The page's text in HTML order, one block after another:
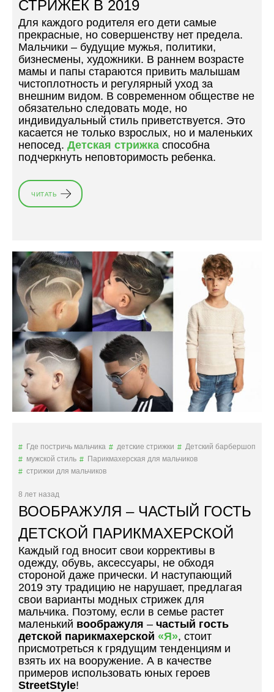
М
А
Л
Ь
Ч
И
К
О
В
В
Е
С
Н
Й
2
0
СТРИЖЕК В 2019
Для каждого родителя его дети самые
прекрасные, но совершенству нет предела.
Мальчики – будущие мужья, политики,
бизнесмены, художники. В раннем возрасте
мамы и папы стараются привить малышам
чистоплотность и регулярный уход за
внешним видом. В современном обществе не
обязательно следовать моде, но
индивидуальный стиль приветствуется. Это
касается не только взрослых, но и маленьких
непосед. Детская стрижка способна
подчеркнуть неповторимость ребенка.
ЧИТАТЬ «
6
Ы
Х
О
Д
Н
Ы
Х
Д
Е
Т
С
Т
И
К
2
0
9
»
Где постричь мальчика детские стрижки
Детский барбершоп
мужской стиль
Парикмахерская для мальчиков
стрижки для мальчиков
8 лет назад
ВООБРАЖУЛЯ – ЧАСТЫЙ ГОСТЬ
ДЕТСКОЙ ПАРИКМАХЕРСКОЙ
Каждый год вносит свои коррективы в
одежду, обувь, аксессуары, не обходя
стороной даже прически. И наступающий
2019 эту традицию не нарушает, предлагая
свои варианты модных стрижек для
мальчика. Поэтому, если в семье растет
маленький воображуля – частый гость
детской парикмахерской «Я», стоит
присмотреться к грядущим тенденциям и
взять их на вооружение. А в качестве
примеров использовать юных героев
StreetStyle!